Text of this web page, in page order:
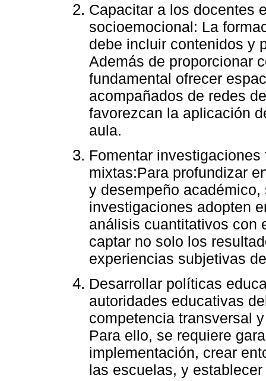
Capacitar a los docentes
socioemocional: La
debe incluir contenidos y
Además de proporcionar
fundamental ofrecer
acompañados de redes
favorezcan la aplicación
aula.
Fomentar
mixtas:Para profundizar
y desempeño
investigaciones adopten
análisis cuantitativos con
captar no solo los
experiencias subjetivas
Desarrollar políticas
autoridades educativas
competencia transversal
Para ello, se requiere
implementación, crear
las escuelas, y